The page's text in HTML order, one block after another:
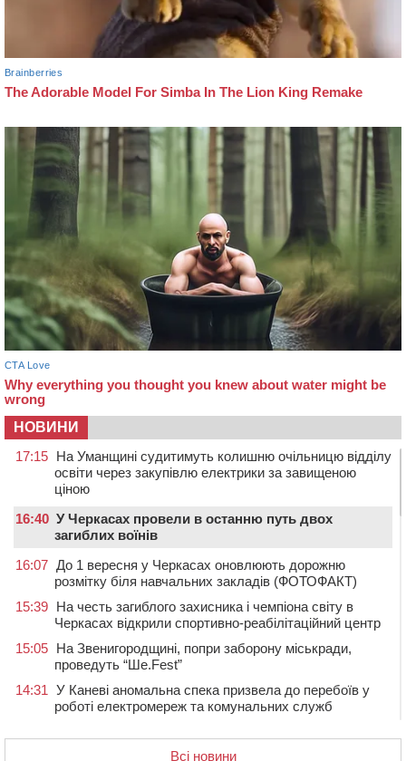
НОВИНИ
17:15 На Уманщині судитимуть колишню очільницю відділу
освіти через закупівлю електрики за завищеною
ціною
16:40 У Черкасах провели в останню путь двох
загиблих воїнів
16:07 До 1 вересня у Черкасах оновлюють дорожню
розмітку біля навчальних закладів (ФОТОФАКТ)
15:39 На честь загиблого захисника і чемпіона світу в
Черкасах відкрили спортивно-реабілітаційний центр
15:05 На Звенигородщині, попри заборону міськради,
проведуть “Ше.Fest”
14:31 У Каневі аномальна спека призвела до перебоїв у
роботі електромереж та комунальних служб
зерна нового врожаю
Всі новини